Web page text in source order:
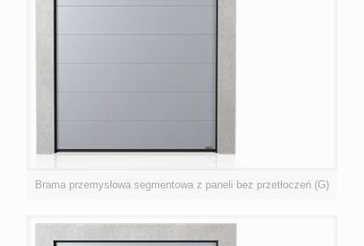
Brama przemysłowa segmentowa z paneli bez przetłoczeń (G)